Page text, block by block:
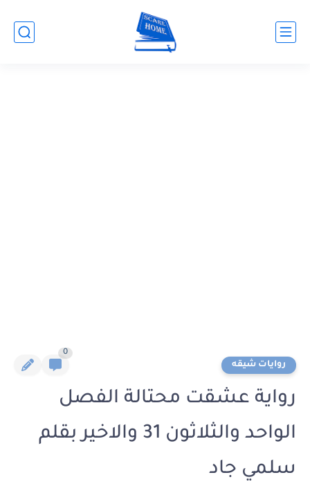
روايات شيقه
0
رواية عشقت محتالة الفصل
الواحد والثلاثون 31 والاخير بقلم
سلمي جاد